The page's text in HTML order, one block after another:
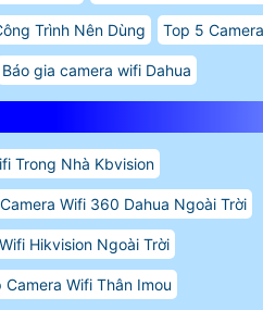
Trình Nên Dùng Top 5
Báo gia camera wifi Dahua
Trong Nhà Kbvision
Wifi 360 Dahua Ngoài Trời
Hikvision Ngoài Trời
Camera Wifi Thân Imou